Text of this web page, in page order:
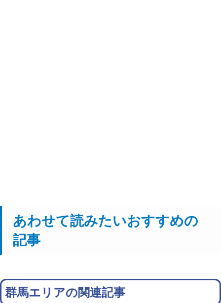
あわせて読みたいおすすめの
記事
群馬エリアの関連記事